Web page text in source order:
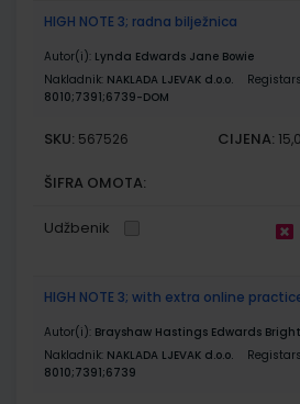
HIGH NOTE 3; radna bilježnica
Autor(i): Lynda Edwards Jane Bowie
Nakladnik: NAKLADA LJEVAK d.o.o.
8010;7391;6739-DOM
SKU: 567526 CIJENA:
ŠIFRA OMOTA:
Udžbenik
HIGH NOTE 3; with extra online
Autor(i): Brayshaw Hastings Edwards
Nakladnik: NAKLADA LJEVAK d.o.o.
8010;7391;6739